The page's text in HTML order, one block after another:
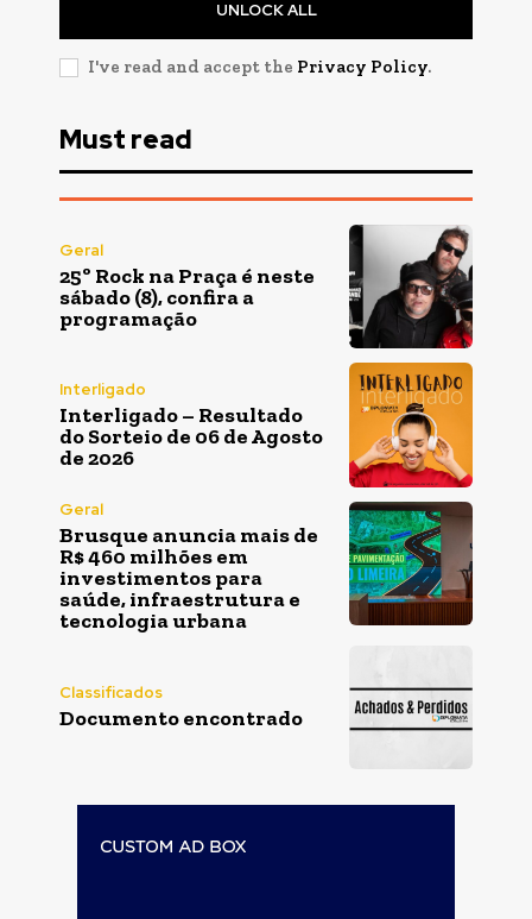
UNLOCK ALL
I've read and accept the Privacy Policy.
Must read
Geral
25º Rock na Praça é neste
sábado (8), confira a
programação
Interligado
Interligado – Resultado
do Sorteio de 06 de Agosto
de 2026
Geral
Brusque anuncia mais de
R$ 460 milhões em
investimentos para
saúde, infraestrutura e
tecnologia urbana
Classificados
Documento encontrado